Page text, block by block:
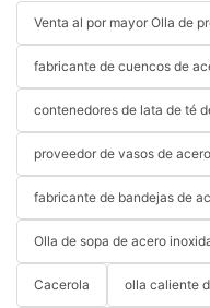
Venta al por mayor Olla de
fabricante de cuencos de
contenedores de lata de té
proveedor de vasos de
fabricante de bandejas de
Olla de sopa de acero
Cacerola olla caliente